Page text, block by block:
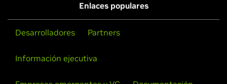
Enlaces populares
Desarrolladores Partners
Información ejecutiva